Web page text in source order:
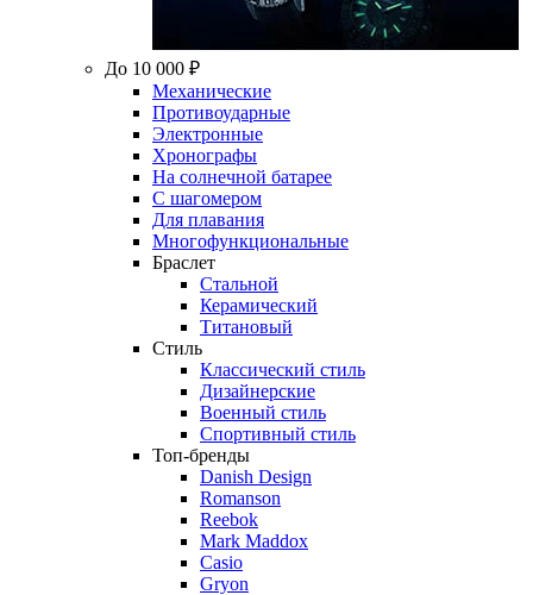
До 10 000 ₽
Механические
Противоударные
Электронные
Хронографы
На солнечной батарее
С шагомером
Для плавания
Многофункциональные
Браслет
Стальной
Керамический
Титановый
Стиль
Классический стиль
Дизайнерские
Военный стиль
Спортивный стиль
Топ-бренды
Danish Design
Romanson
Reebok
Mark Maddox
Casio
Gryon